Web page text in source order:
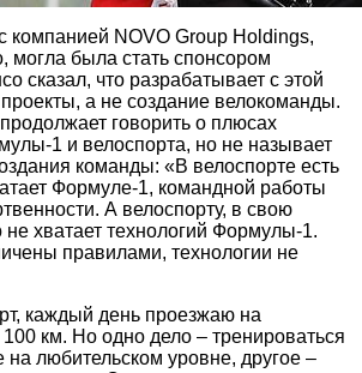
компанией NOVO Group Holdings,
могла была стать спонсором
сказал, что разрабатывает с этой
а не создание велокоманды.
говорить о плюсах
1 и велоспорта, но не называет
команды: «В велоспорте есть
Формуле-1, командной работы
А велоспорту, в свою
хватает технологий Формулы-1.
правилами, технологии не
каждый день проезжаю на
км. Но одно дело – тренироваться
на любительском уровне, другое –